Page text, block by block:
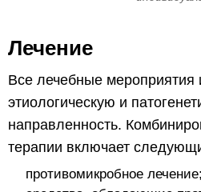
Лечение
Все лечебные мероприятия
этиологическую и
направленность.
терапии включает
противомикробное лечение;